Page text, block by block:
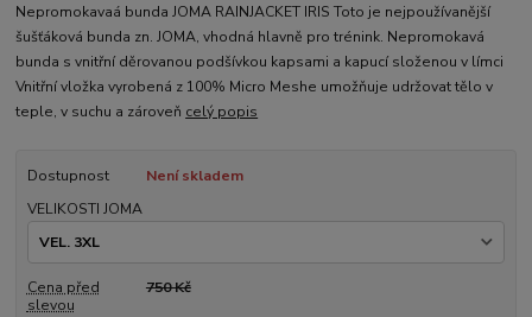
Nepromokavaá bunda JOMA RAINJACKET IRIS Toto je nejpoužívanější
šušťáková bunda zn. JOMA, vhodná hlavně pro trénink. Nepromokavá
bunda s vnitřní děrovanou podšívkou kapsami a kapucí složenou v límci
Vnitřní vložka vyrobená z 100% Micro Meshe umožňuje udržovat tělo v
teple, v suchu a zároveň celý popis
Dostupnost
Není skladem
VELIKOSTI JOMA
Cena před
slevou
750 Kč